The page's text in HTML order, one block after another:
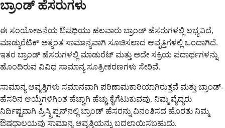
ಬ್ರಾಂಡ್ ಹೆಸರುಗಳು
ಈ ಸಂಯೋಜನೆಯ ಔಷಧಿಯು ಹಲವಾರು ಬ್ರಾಂಡ್ ಹೆಸರುಗಳಲ್ಲಿ ಲಭ್ಯವಿದೆ,
ಮಾಡ್ಯುರೆಟಿಕ್ ಅತ್ಯಂತ ಸಾಮಾನ್ಯವಾಗಿ ಸೂಚಿಸಲಾದ ಆವೃತ್ತಿಗಳಲ್ಲಿ ಒಂದಾಗಿದೆ.
ಇತರ ಬ್ರಾಂಡ್ ಹೆಸರುಗಳಲ್ಲಿ ಮಾಡುರೆಟ್ ಮತ್ತು ಅದೇ ಸಕ್ರಿಯ ಪದಾರ್ಥಗಳನ್ನು
ಹೊಂದಿರುವ ವಿವಿಧ ಸಾಮಾನ್ಯ ಸೂತ್ರೀಕರಣಗಳು ಸೇರಿವೆ.
ಸಾಮಾನ್ಯ ಆವೃತ್ತಿಗಳು ಸಮಾನವಾಗಿ ಪರಿಣಾಮಕಾರಿಯಾಗಿರುತ್ತವೆ ಮತ್ತು ಬ್ರಾಂಡ್-
ಹೆಸರಿನ ಆಯ್ಕೆಗಳಿಗಿಂತ ಹೆಚ್ಚಾಗಿ ಹೆಚ್ಚು ಕೈಗೆಟುಕುವವು. ನಿಮ್ಮ ವೈದ್ಯರು
ನಿರ್ದಿಷ್ಟವಾಗಿ ಪ್ರಿಸ್ಕ್ರಿಪ್ಷನ್‌ನಲ್ಲಿ ಬ್ರಾಂಡ್ ಹೆಸರನ್ನು ವಿನಂತಿಸದ ಹೊರತು ನಿಮ್ಮ
ಔಷಧಾಲಯವು ಸಾಮಾನ್ಯ ಆವೃತ್ತಿಯನ್ನು ಬದಲಾಯಿಸಬಹುದು.